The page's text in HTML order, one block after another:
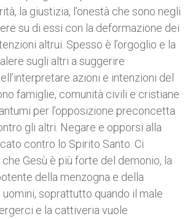
la giustizia, l’onestà che sono negli
su di essi con la deformazione dei
altrui. Spesso è l’orgoglio e la
sugli altri a suggerire
azioni e intenzioni del
famiglie, comunità civili e cristiane
per l’opposizione preconcetta
gli altri. Negare e opporsi alla
contro lo Spirito Santo. Ci
Gesù è più forte del demonio, la
della menzogna e della
soprattutto quando il male
e la cattiveria vuole